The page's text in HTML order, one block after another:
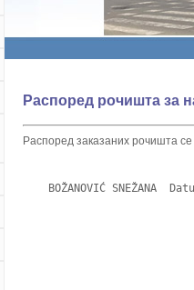
Распоред рочишта за
Распоред заказаних рочишта
BOŽANOVIĆ SNEŽANA